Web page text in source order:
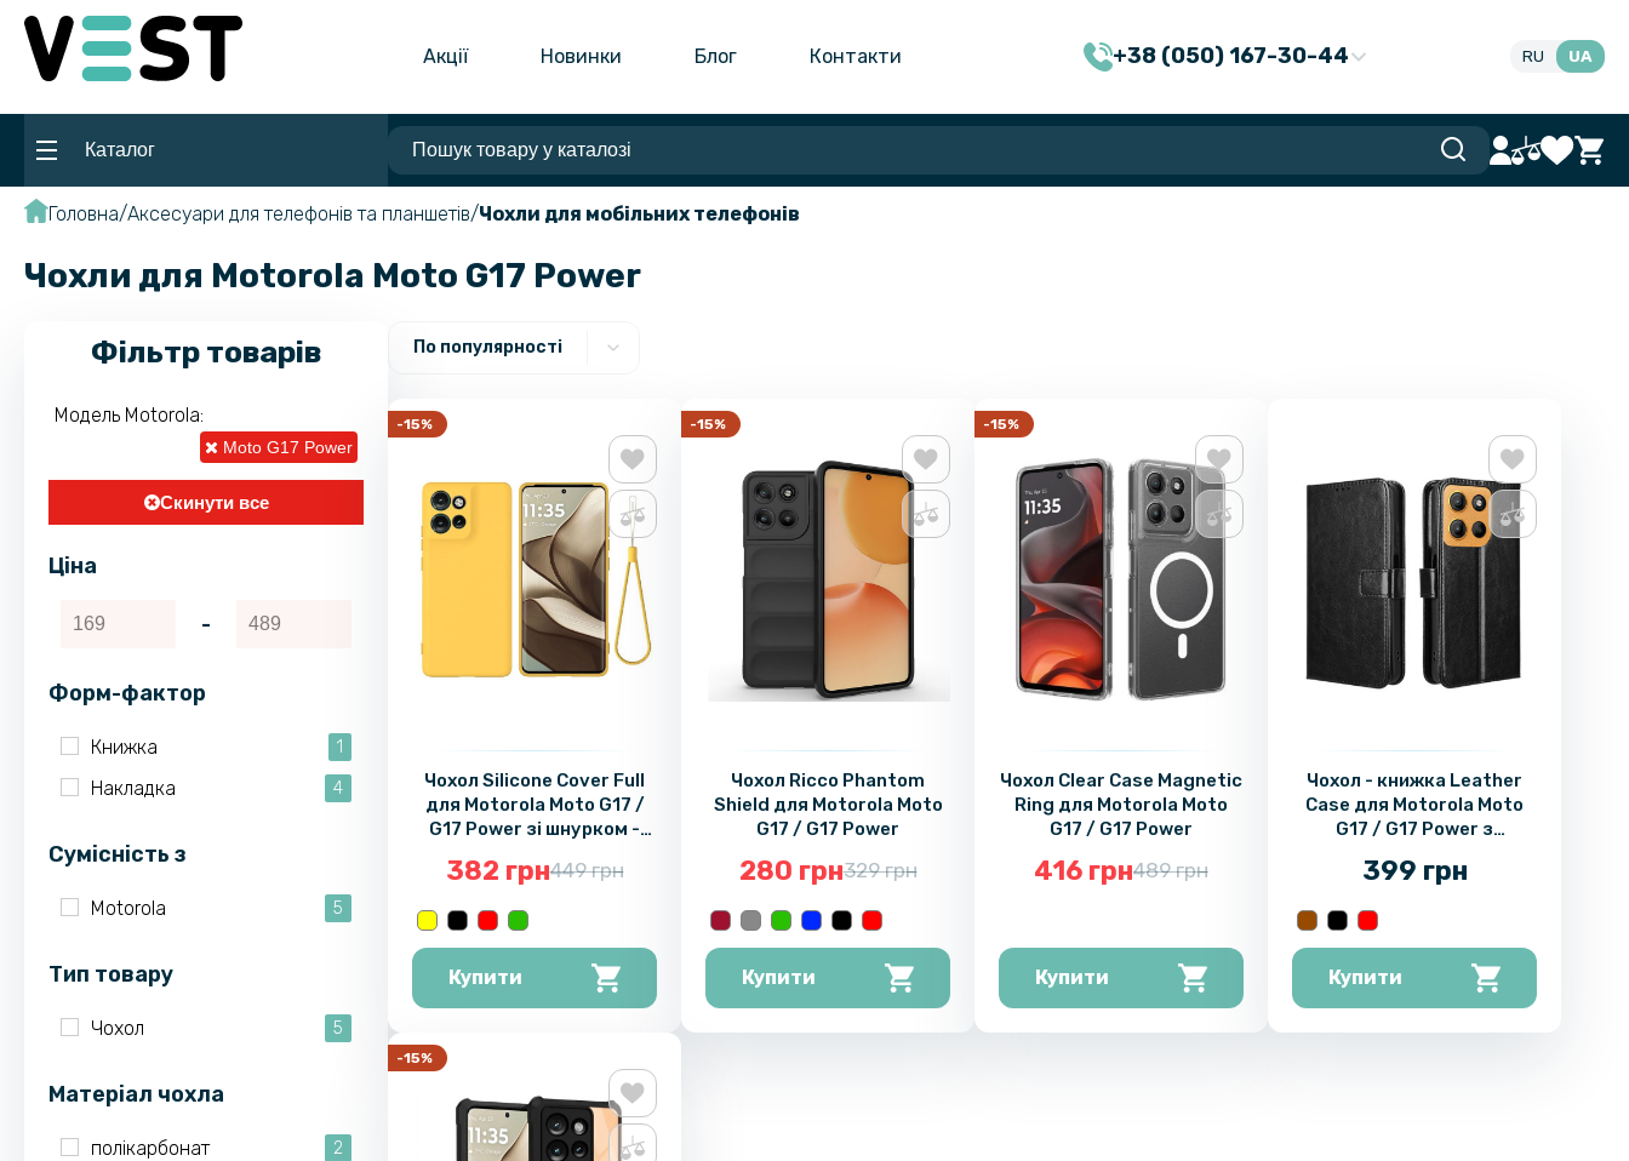
Акції Новинки Блог Контакти +38 (050) 167-30-44 RU UA
Каталог
Головна Аксесуари для телефонів та планшетів Чохли для мобільних телефонів
Чохли для Motorola Moto G17 Power
Фільтр товарів
Модель Motorola:
Moto G17 Power
Скинути все
Ціна
-
Форм-фактор
Книжка 1
Накладка 4
Cумісність з
Motorola 5
Тип товару
Чохол 5
Матеріал чохла
полікарбонат 2
По популярності
-15%
Чохол Silicone Cover Full
для Motorola Moto G17 /
G17 Power зі шнурком -
382 грн449 грн
Купити
-15%
Чохол Ricco Phantom
Shield для Motorola Moto
G17 / G17 Power
280 грн329 грн
Купити
-15%
Чохол Clear Case Magnetic
Ring для Motorola Moto
G17 / G17 Power
416 грн489 грн
Купити
Чохол - книжка Leather
Case для Motorola Moto
G17 / G17 Power з
399 грн
Купити
-15%